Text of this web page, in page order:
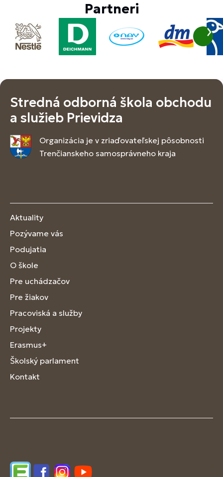
Partneri
Stredná odborná škola obchodu
a služieb Prievidza
Organizácia je v zriaďovateľskej pôsobnosti
Trenčianskeho samosprávneho kraja
Aktuality
Pozývame vás
Podujatia
O škole
Pre uchádzačov
Pre žiakov
Pracoviská a služby
Projekty
Erasmus+
Školský parlament
Kontakt